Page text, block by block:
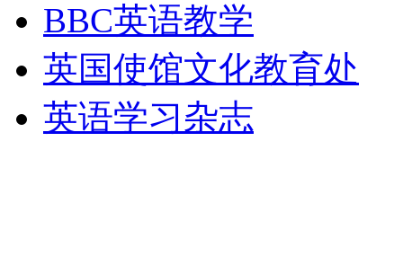
BBC英语教学
英国使馆文化教育处
英语学习杂志